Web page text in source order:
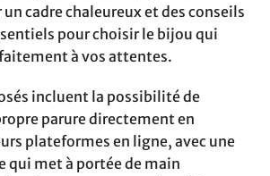
cadre chaleureux et des conseils
pour choisir le bijou qui
à vos attentes.
incluent la possibilité de
parure directement en
plateformes en ligne, avec une
met à portée de main